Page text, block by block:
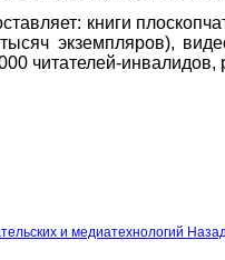
книги
экземпляров),
читателей-инвалидов,
и медиатехнологий Назад